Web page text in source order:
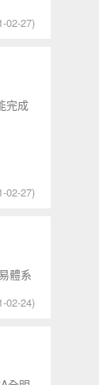
02-27)
完成
02-27)
體系
02-24)